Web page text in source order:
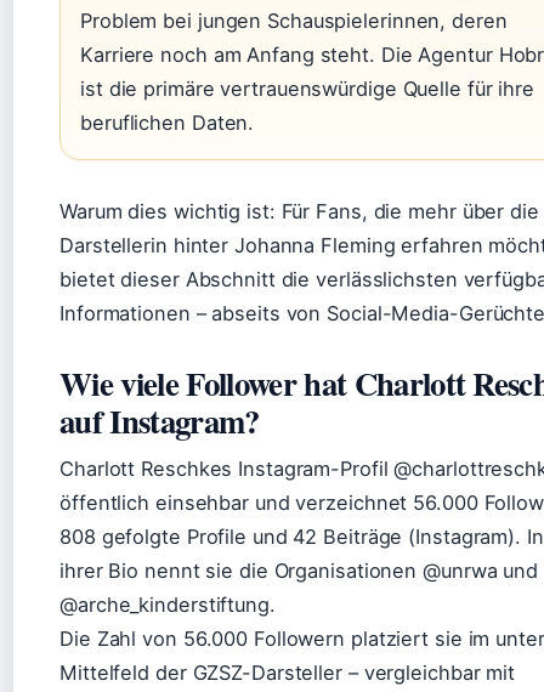
Problem bei jungen Schauspielerinnen, deren
Karriere noch am Anfang steht. Die Agentur
ist die primäre vertrauenswürdige Quelle für ihre
beruflichen Daten.
Warum dies wichtig ist: Für Fans, die mehr über die
Darstellerin hinter Johanna Fleming erfahren
bietet dieser Abschnitt die verlässlichsten
Informationen – abseits von Social-Media-
Wie viele Follower hat Charlott
auf Instagram?
Charlott Reschkes Instagram-Profil
öffentlich einsehbar und verzeichnet 56.000
808 gefolgte Profile und 42 Beiträge (Instagram). In
ihrer Bio nennt sie die Organisationen @unrwa und
@arche_kinderstiftung.
Die Zahl von 56.000 Followern platziert sie im
Mittelfeld der GZSZ-Darsteller – vergleichbar mit